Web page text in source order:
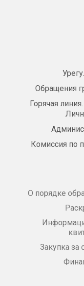
Обращения
Горячая
Комиссия по
О порядке
Закупка за